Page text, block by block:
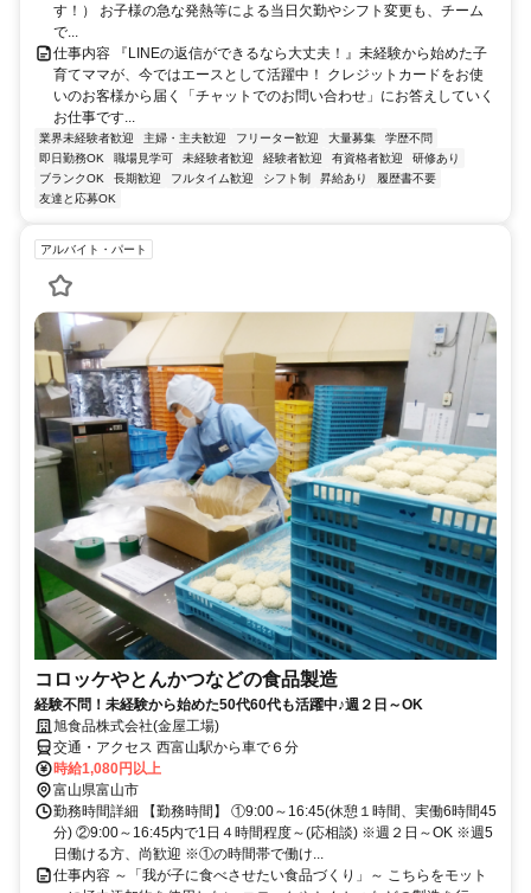
す！） お子様の急な発熱等による当日欠勤やシフト変更も、チーム
で...
仕事内容 『LINEの返信ができるなら大丈夫！』未経験から始めた子
育てママが、今ではエースとして活躍中！ クレジットカードをお使
いのお客様から届く「チャットでのお問い合わせ」にお答えしていく
お仕事です...
業界未経験者歓迎 主婦・主夫歓迎 フリーター歓迎 大量募集
学歴不問
即日勤務OK
職場見学可 未経験者歓迎 経験者歓迎 有資格者歓迎
研修あり
ブランクOK
長期歓迎 フルタイム歓迎 シフト制 昇給あり
履歴書不要
友達と応募OK
アルバイト・パート
コロッケやとんかつなどの食品製造
経験不問！未経験から始めた50代60代も活躍中♪週２日～OK
旭食品株式会社(金屋工場)
交通・アクセス 西富山駅から車で６分
時給1,080円以上
富山県富山市
勤務時間詳細 【勤務時間】 ①9:00～16:45(休憩１時間、実働6時間45
分) ②9:00～16:45内で1日４時間程度～(応相談) ※週２日～OK ※週5
日働ける方、尚歓迎 ※①の時間帯で働け...
仕事内容 ～「我が子に食べさせたい食品づくり」～ こちらをモット